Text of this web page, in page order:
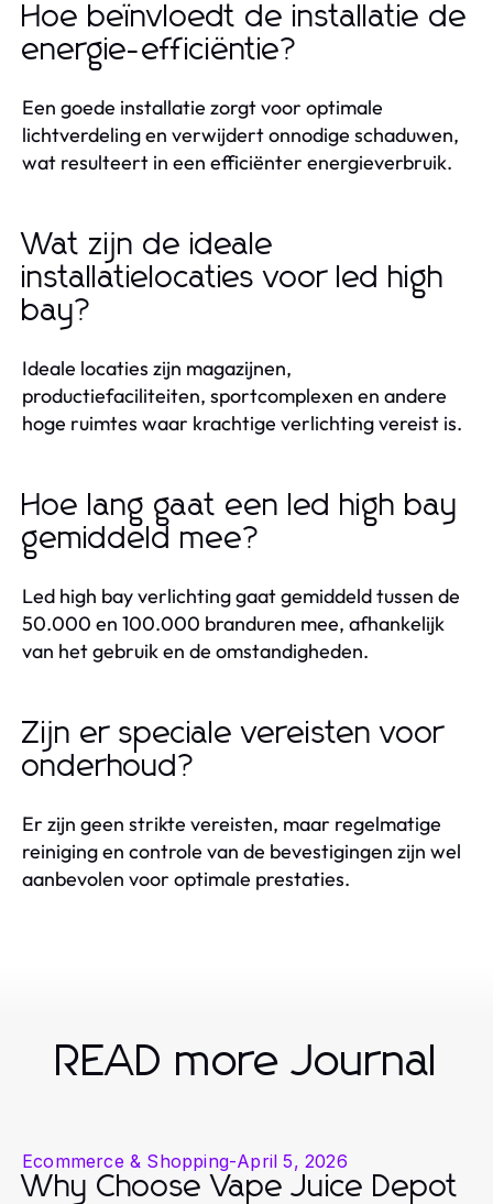
Hoe beïnvloedt de installatie de
energie-efficiëntie?
Een goede installatie zorgt voor optimale
lichtverdeling en verwijdert onnodige schaduwen,
wat resulteert in een efficiënter energieverbruik.
Wat zijn de ideale
installatielocaties voor led high
bay?
Ideale locaties zijn magazijnen,
productiefaciliteiten, sportcomplexen en andere
hoge ruimtes waar krachtige verlichting vereist is.
Hoe lang gaat een led high bay
gemiddeld mee?
Led high bay verlichting gaat gemiddeld tussen de
50.000 en 100.000 branduren mee, afhankelijk
van het gebruik en de omstandigheden.
Zijn er speciale vereisten voor
onderhoud?
Er zijn geen strikte vereisten, maar regelmatige
reiniging en controle van de bevestigingen zijn wel
aanbevolen voor optimale prestaties.
READ more Journal
Ecommerce & Shopping-April 5, 2026
Why Choose Vape Juice Depot